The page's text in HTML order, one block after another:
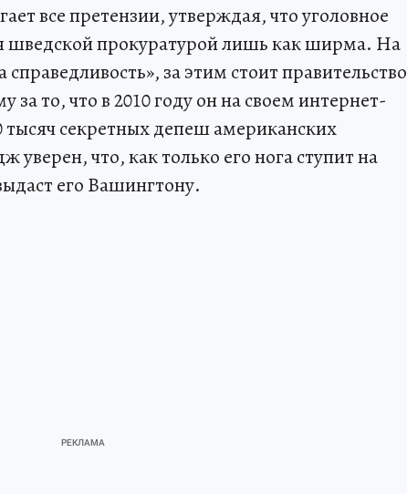
все претензии, утверждая, что уголовное
шведской прокуратурой лишь как ширма. На
за этим стоит правительство
то, что в 2010 году он на своем интернет-
тысяч секретных депеш американских
что, как только его нога ступит на
его Вашингтону.